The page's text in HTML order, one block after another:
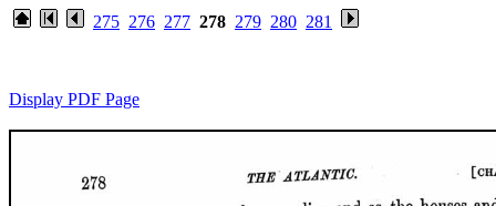
275 276 277 278 279 280 281
Display PDF Page